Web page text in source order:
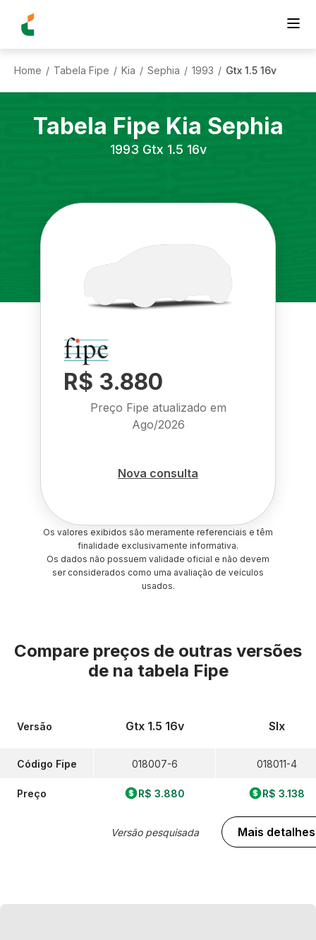
Home / Tabela Fipe / Kia / Sephia / 1993 / Gtx 1.5 16v
Tabela Fipe Kia Sephia
1993 Gtx 1.5 16v
R$ 3.880
Preço Fipe atualizado em
Ago/2026
Nova consulta
Os valores exibidos são meramente referenciais e têm
finalidade exclusivamente informativa.
Os dados não possuem validade oficial e não devem
ser considerados como uma avaliação de veículos
usados.
Compare preços de outras versões
de na tabela Fipe
Versão
Código Fipe
Preço
Gtx 1.5 16v
018007-6
R$ 3.880
Versão pesquisada
Slx
018011-4
R$ 3.138
Mais detalhes